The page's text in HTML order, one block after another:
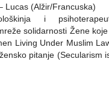
Lucas (Alžir/Francuska)
i
solidarnosti Žene
Living Under Muslim
pitanje (Secularism